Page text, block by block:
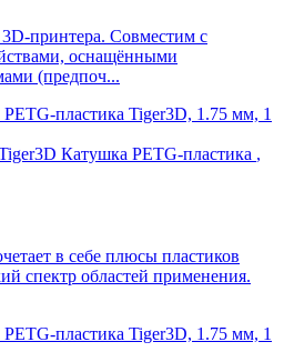
принтера. Совместим с
оснащёнными
(предпоч...
Катушка PETG-пластика ,
в себе плюсы пластиков
спектр областей применения.